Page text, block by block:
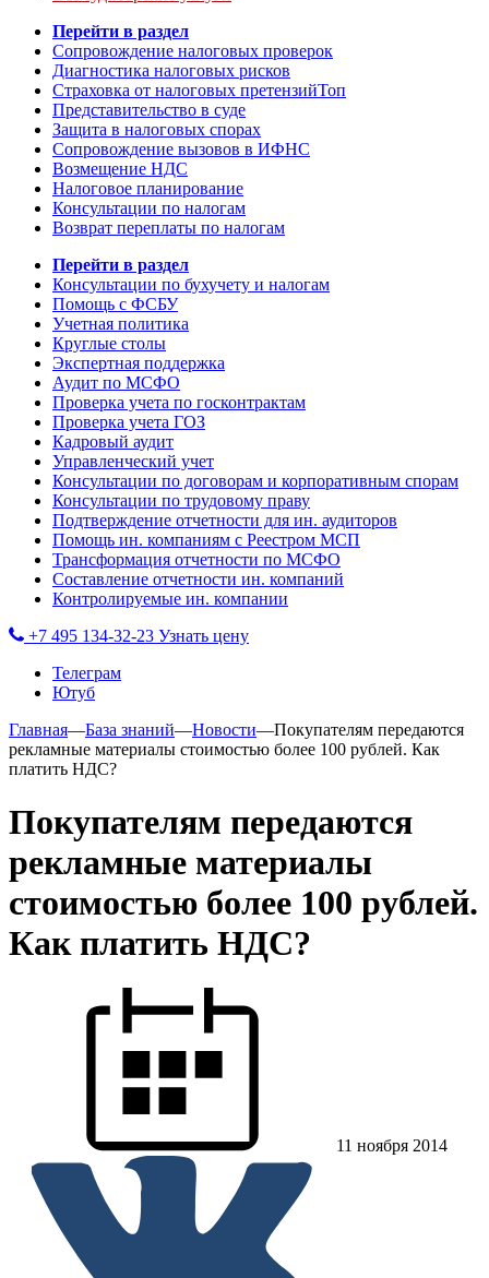
Перейти в раздел
Сопровождение налоговых проверок
Диагностика налоговых рисков
Страховка от налоговых претензийТоп
Представительство в суде
Защита в налоговых спорах
Сопровождение вызовов в ИФНС
Возмещение НДС
Налоговое планирование
Консультации по налогам
Возврат переплаты по налогам
Перейти в раздел
Консультации по бухучету и налогам
Помощь с ФСБУ
Учетная политика
Круглые столы
Экспертная поддержка
Аудит по МСФО
Проверка учета по госконтрактам
Проверка учета ГОЗ
Кадровый аудит
Управленческий учет
Консультации по договорам и корпоративным спорам
Консультации по трудовому праву
Подтверждение отчетности для ин. аудиторов
Помощь ин. компаниям с Реестром МСП
Трансформация отчетности по МСФО
Составление отчетности ин. компаний
Контролируемые ин. компании
+7 495 134-32-23 Узнать цену
Телеграм
Ютуб
Главная—База знаний—Новости—Покупателям передаются
рекламные материалы стоимостью более 100 рублей. Как
платить НДС?
Покупателям передаются
рекламные материалы
стоимостью более 100 рублей.
Как платить НДС?
11 ноября 2014